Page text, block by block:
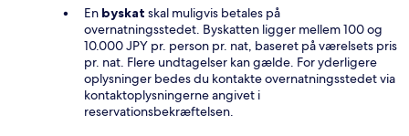
En byskat skal muligvis betales på
overnatningsstedet. Byskatten ligger mellem 100 og
10.000 JPY pr. person pr. nat, baseret på værelsets pris
pr. nat. Flere undtagelser kan gælde. For yderligere
oplysninger bedes du kontakte overnatningsstedet via
kontaktoplysningerne angivet i
reservationsbekræftelsen.